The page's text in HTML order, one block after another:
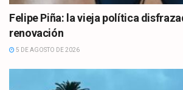
Felipe Piña: la vieja política
renovación
5 DE AGOSTO DE 2026